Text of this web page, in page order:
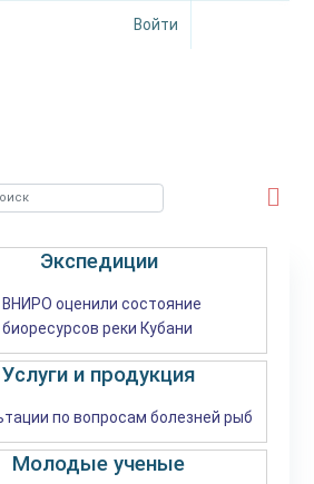
Войти
Экспедиции
оценили состояние
реки Кубани
Услуги и продукция
по вопросам болезней рыб
Молодые ученые